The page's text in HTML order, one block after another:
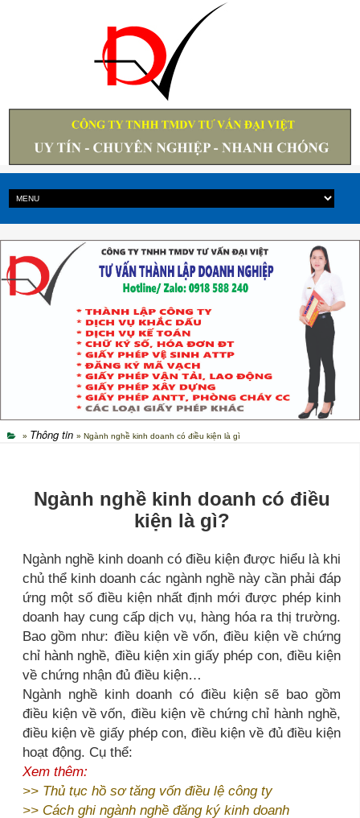
» Thông tin » Ngành nghề kinh doanh có điều kiện là gì
Ngành nghề kinh doanh có điều
kiện là gì?
Ngành nghề kinh doanh có điều kiện được hiểu là khi
chủ thể kinh doanh các ngành nghề này cần phải đáp
ứng một số điều kiện nhất định mới được phép kinh
doanh hay cung cấp dịch vụ, hàng hóa ra thị trường.
Bao gồm như: điều kiện về vốn, điều kiện về chứng
chỉ hành nghề, điều kiện xin giấy phép con, điều kiện
về chứng nhận đủ điều kiện…
Ngành nghề kinh doanh có điều kiện sẽ bao gồm
điều kiện về vốn, điều kiện về chứng chỉ hành nghề,
điều kiện về giấy phép con, điều kiện về đủ điều kiện
hoạt động. Cụ thể:
Xem thêm:
>> Thủ tục hồ sơ tăng vốn điều lệ công ty
>> Cách ghi ngành nghề đăng ký kinh doanh